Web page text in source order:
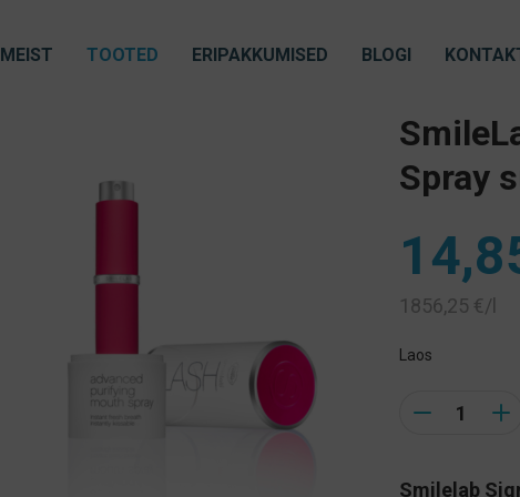
MEIST TOOTED ERIPAKKUMISED BLOGI
Spray
1856,25 €/l
Laos
Smilelab